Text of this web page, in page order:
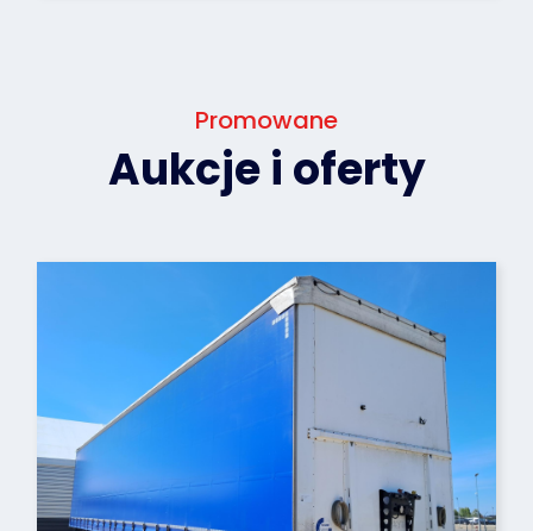
Promowane
Aukcje i oferty